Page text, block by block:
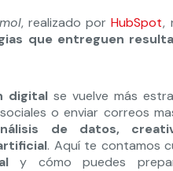
, realizado porHubSpot,
que entreguen
digitalse vuelve más
o enviar correos
de datos,
. Aquí te contamos
y cómo puedes